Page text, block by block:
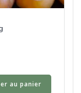
au panier